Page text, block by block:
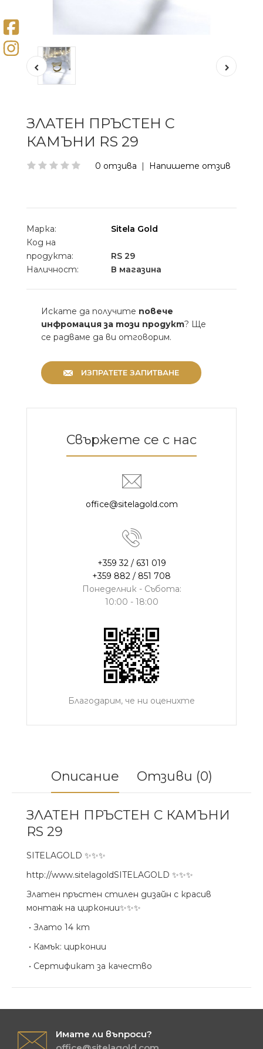
ЗЛАТЕН ПРЪСТЕН С
КАМЪНИ RS 29
0 отзива | Напишете отзив
Марка:
Sitela Gold
Код на
продукта:
RS 29
Наличност:
В магазина
Искате да получите повече
инфромация за този продукт? Ще
се радваме да ви отговорим.
ИЗПРАТЕТЕ ЗАПИТВАНЕ
Свържете се с нас
office@sitelagold.com
+359 32 / 631 019
+359 882 / 851 708
Понеделник - Събота:
10:00 - 18:00
Благодарим, че ни оценихте
Описание Отзиви (0)
ЗЛАТЕН ПРЪСТЕН С КАМЪНИ
RS 29
SITELAGOLD ✨✨✨
http://www.sitelagoldSITELAGOLD ✨✨✨
Златен пръстен стилен дизайн с красив
монтаж на цирконии✨✨✨
• Злато 14 кт
• Камък: цирконии
• Сертификат за качество
Имате ли въпроси?